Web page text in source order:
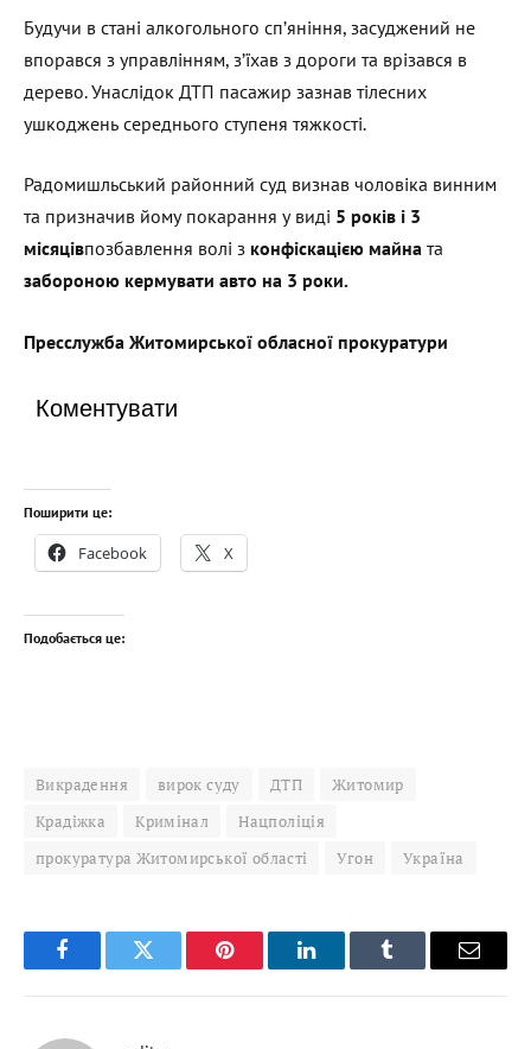
Будучи в стані алкогольного сп’яніння, засуджений не
впорався з управлінням, з’їхав з дороги та врізався в
дерево. Унаслідок ДТП пасажир зазнав тілесних
ушкоджень середнього ступеня тяжкості.
Радомишльський районний суд визнав чоловіка винним
та призначив йому покарання у виді 5 років і 3
місяцівпозбавлення волі з конфіскацією майна та
забороною кермувати авто на 3 роки.
Пресслужба Житомирської обласної прокуратури
Коментувати
Поширити це:
Facebook X
Подобається це:
Викрадення вирок суду ДТП
Житомир
Крадіжка
Кримінал
Нацполіція
прокуратура Житомирської області
Угон Україна
FacebookTwitter Pinterest LinkedInTumblr Email